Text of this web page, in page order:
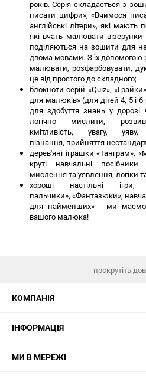
років. Серія складається з
писати цифри», «Вчимося
англійські літери», які
які вчать малювати
поділяються на зошити для
двома мовами. З їх допомогою
малювати, розфарбовувати,
це від простого до складного;
блокноти серій «Quiz»,
для малюків» (для дітей 4, 5 і
для здобуття знань у
логічно мислити,
кмітливість, увагу,
пізнання, прийняття
дерев'яні іграшки «Танграм»,
круті навчальні
мислення та уявлення, логіки
хороші настільні ігри,
пальчики», «Фантазюки»,
для найменших» - ми маємо
вашого малюка!
прокрутіть
КОМПАНІЯ
ІНФОРМАЦІЯ
МИ В МЕРЕЖІ